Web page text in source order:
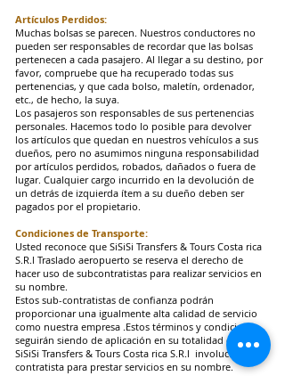
Artículos Perdidos:
Muchas bolsas se parecen. Nuestros conductores no
pueden ser responsables de recordar que las bolsas
pertenecen a cada pasajero. Al llegar a su destino, por
favor, compruebe que ha recuperado todas sus
pertenencias, y que cada bolso, maletín, ordenador,
etc., de hecho, la suya.
Los pasajeros son responsables de sus pertenencias
personales. Hacemos todo lo posible para devolver
los artículos que quedan en nuestros vehículos a sus
dueños, pero no asumimos ninguna responsabilidad
por artículos perdidos, robados, dañados o fuera de
lugar. Cualquier cargo incurrido en la devolución de
un detrás de izquierda ítem a su dueño deben ser
pagados por el propietario.
Condiciones de Transporte:
Usted reconoce que SiSiSi Transfers & Tours Costa rica
S.R.l Traslado aeropuerto se reserva el derecho de
hacer uso de subcontratistas para realizar servicios en
su nombre.
Estos sub-contratistas de confianza podrán
proporcionar una igualmente alta calidad de servicio
como nuestra empresa .Estos términos y condiciones
seguirán siendo de aplicación en su totalidad cuando
SiSiSi Transfers & Tours Costa rica S.R.l involucra a un
contratista para prestar servicios en su nombre.